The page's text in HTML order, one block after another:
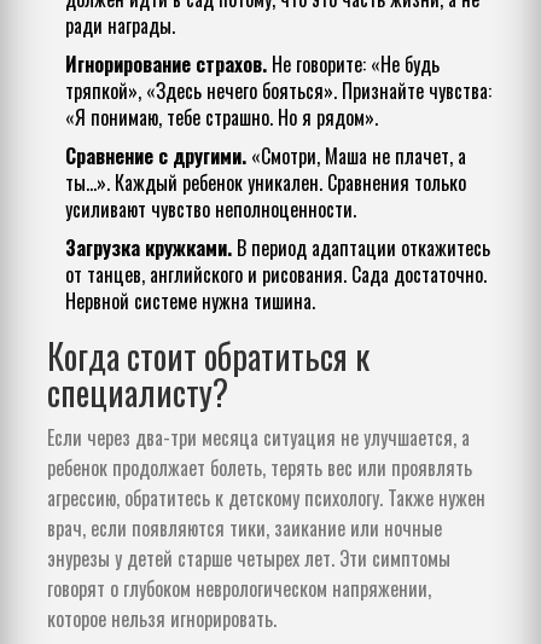
ради награды.
Игнорирование страхов. Не говорите: «Не будь
тряпкой», «Здесь нечего бояться». Признайте чувства:
«Я понимаю, тебе страшно. Но я рядом».
Сравнение с другими. «Смотри, Маша не плачет, а
ты...». Каждый ребенок уникален. Сравнения только
усиливают чувство неполноценности.
Загрузка кружками. В период адаптации откажитесь
от танцев, английского и рисования. Сада достаточно.
Нервной системе нужна тишина.
Когда стоит обратиться к
специалисту?
Если через два-три месяца ситуация не улучшается, а
ребенок продолжает болеть, терять вес или проявлять
агрессию, обратитесь к детскому психологу. Также нужен
врач, если появляются тики, заикание или ночные
энурезы у детей старше четырех лет. Эти симптомы
говорят о глубоком неврологическом напряжении,
которое нельзя игнорировать.